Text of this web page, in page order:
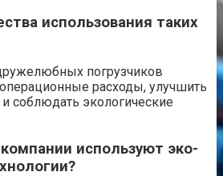
использования таких
погрузчиков
расходы, улучшить
соблюдать экологические
используют эко-